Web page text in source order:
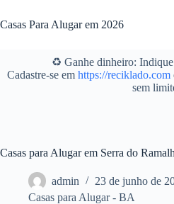
para
o
Casas Para Alugar em 2026
♻️ Ganhe dinheiro:
Cadastre-se em https://reciklado.com
sem
Casas para Alugar em Serra do
admin
23 de junho de
Casas para Alugar - BA